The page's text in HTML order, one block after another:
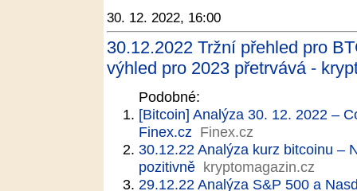
30. 12. 2022, 16:00
30.12.2022 Tržní přehled pro
výhled pro 2023 přetrvává -
Podobné:
[Bitcoin] Analýza 30. 12. 2022 –
Finex.cz Finex.cz
30.12.22 Analýza kurz bitcoinu –
pozitivně kryptomagazin.cz
29.12.22 Analýza S&P 500 a